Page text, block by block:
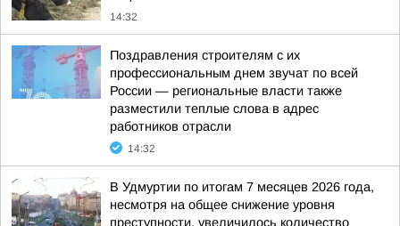
14:32
Поздравления строителям с их
профессиональным днем звучат по всей
России — региональные власти также
разместили теплые слова в адрес
работников отрасли
14:32
В Удмуртии по итогам 7 месяцев 2026 года,
несмотря на общее снижение уровня
преступности, увеличилось количество